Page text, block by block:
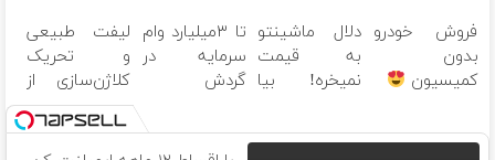
پاسخ به یک
تماس
دیجیتال
فروش خودرو
بدون
کمیسیون
دلال ماشینتو
به قیمت
نمیخره! بیا
بفروش*فقط
تا ۳میلیارد وام
سرمایه در
گردش
فروشگاهت رو
ثبت کن
لیفت طبیعی
و تحریک
کلاژن‌سازی از
داخل پوست با
۲۴ماه
ماندگاری